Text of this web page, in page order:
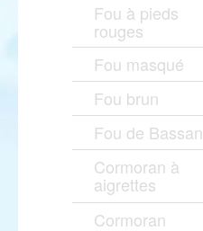
Fou à pieds
rouges
Fou masqué
Fou brun
Fou de Bassan
Cormoran à
aigrettes
Cormoran